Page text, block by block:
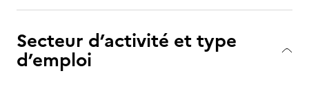
Secteur d’activité et type
d’emploi